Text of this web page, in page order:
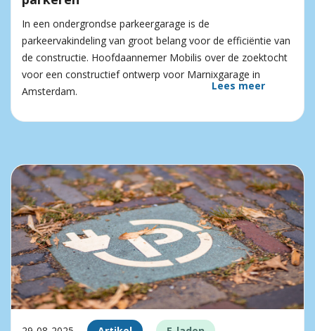
In een ondergrondse parkeergarage is de
parkeervakindeling van groot belang voor de efficiëntie van
de constructie. Hoofdaannemer Mobilis over de zoektocht
voor een constructief ontwerp voor Marnixgarage in
Amsterdam.
Lees meer